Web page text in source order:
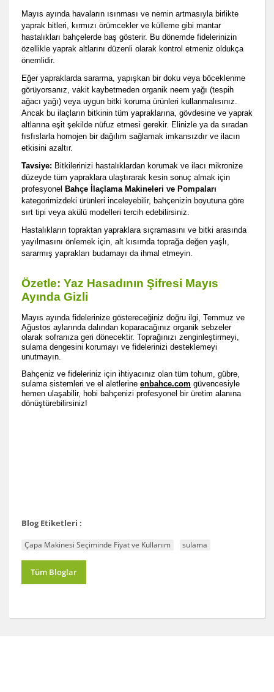
Mayıs ayında havaların ısınması ve nemin artmasıyla birlikte
yaprak bitleri, kırmızı örümcekler ve külleme gibi mantar
hastalıkları bahçelerde baş gösterir. Bu dönemde fidelerinizin
özellikle yaprak altlarını düzenli olarak kontrol etmeniz oldukça
önemlidir.
Eğer yapraklarda sararma, yapışkan bir doku veya böceklenme
görüyorsanız, vakit kaybetmeden organik neem yağı (tespih
ağacı yağı) veya uygun bitki koruma ürünleri kullanmalısınız.
Ancak bu ilaçların bitkinin tüm yapraklarına, gövdesine ve yaprak
altlarına eşit şekilde nüfuz etmesi gerekir. Elinizle ya da sıradan
fısfıslarla homojen bir dağılım sağlamak imkansızdır ve ilacın
etkisini azaltır.
Tavsiye: Bitkilerinizi hastalıklardan korumak ve ilacı mikronize
düzeyde tüm yapraklara ulaştırarak kesin sonuç almak için
profesyonel Bahçe İlaçlama Makineleri ve Pompaları
kategorimizdeki ürünleri inceleyebilir, bahçenizin boyutuna göre
sırt tipi veya akülü modelleri tercih edebilirsiniz.
Hastalıkların topraktan yapraklara sıçramasını ve bitki arasında
yayılmasını önlemek için, alt kısımda toprağa değen yaşlı,
sararmış yaprakları budamayı da ihmal etmeyin.
Özetle: Yaz Hasadının Şifresi Mayıs
Ayında Gizli
Mayıs ayında fidelerinize göstereceğiniz doğru ilgi, Temmuz ve
Ağustos aylarında dalından koparacağınız organik sebzeler
olarak sofranıza geri dönecektir. Toprağınızı zenginleştirmeyi,
sulama dengesini korumayı ve fidelerinizi desteklemeyi
unutmayın.
Bahçeniz ve fideleriniz için ihtiyacınız olan tüm tohum, gübre,
sulama sistemleri ve el aletlerine enbahce.com güvencesiyle
hemen ulaşabilir, hobi bahçenizi profesyonel bir üretim alanına
dönüştürebilirsiniz!
Blog Etiketleri :
Çapa Makinesi Seçiminde Fiyat ve Kullanım sulama
Tüm Bloglar